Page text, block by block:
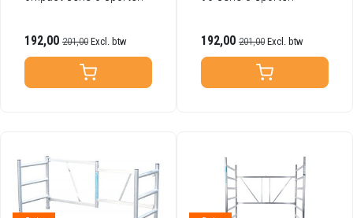
192,00 201,00 Excl. btw 192,00 201,00 Excl. btw